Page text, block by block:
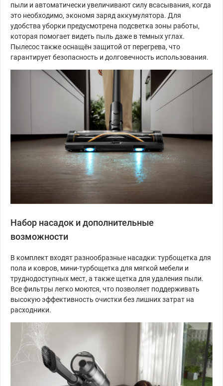
пыли и автоматически увеличивают силу всасывания, когда
это необходимо, экономя заряд аккумулятора. Для
удобства уборки предусмотрена подсветка зоны работы,
которая помогает видеть пыль даже в темных углах.
Пылесос также оснащён защитой от перегрева, что
гарантирует безопасность и долговечность использования.
Набор насадок и дополнительные
возможности
В комплект входят разнообразные насадки: турбощетка для
пола и ковров, мини-турбощетка для мягкой мебели и
труднодоступных мест, а также щетка для удаления пыли.
Все фильтры легко моются, что позволяет поддерживать
высокую эффективность очистки без лишних затрат на
расходники.